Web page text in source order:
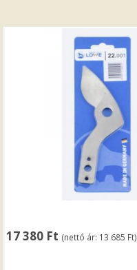
17 380 Ft (nettó ár: 13 685 Ft)